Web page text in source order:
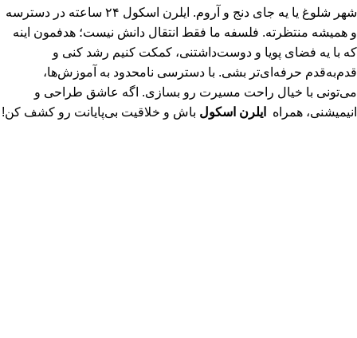
شهر شلوغ یا یه جای دنج و آروم. ایلرن اسکول ۲۴ ساعته در دسترسه
و همیشه منتظرته. فلسفه ما فقط انتقال دانش نیست؛ هدفمون اینه
که با یه فضای پویا و دوست‌داشتنی، کمکت کنیم رشد کنی و
قدم‌به‌قدم حرفه‌ای‌تر بشی. با دسترسی نامحدود به آموزش‌ها،
می‌تونی با خیال راحت مسیرت رو بسازی. اگه عاشق طراحی و
انیمیشنی، همراه
ایلرن اسکول باش و خلاقیت بی‌پایانت رو کشف کن!